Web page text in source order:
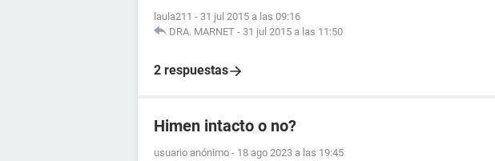
laula211 - 31 jul 2015 a las 09:16
DRA. MARNET - 31 jul 2015 a las 11:50
2 respuestas
Himen intacto o no?
usuario anónimo - 18 ago 2023 a las 19:45